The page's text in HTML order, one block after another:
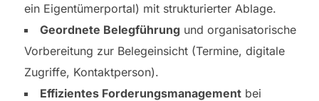
ein Eigentümerportal) mit strukturierter Ablage.
Geordnete Belegführung und organisatorische
Vorbereitung zur Belegeinsicht (Termine, digitale
Zugriffe, Kontaktperson).
Effizientes Forderungsmanagementbei